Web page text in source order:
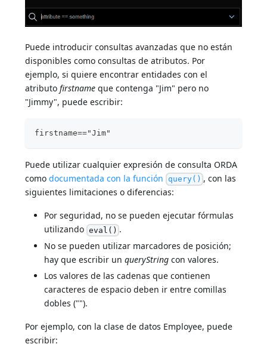
Puede introducir consultas avanzadas que no están
disponibles como consultas de atributos. Por
ejemplo, si quiere encontrar entidades con el
atributofirstname que contenga "Jim" pero no
"Jimmy", puede escribir:
firstname=="Jim"
Puede utilizar cualquier expresión de consulta ORDA
comodocumentada con la función query() , con las
siguientes limitaciones o diferencias:
Por seguridad, no se pueden ejecutar fórmulas
utilizando eval() .
No se pueden utilizar marcadores de posición;
hay que escribir unqueryString con valores.
Los valores de las cadenas que contienen
caracteres de espacio deben ir entre comillas
dobles ("").
Por ejemplo, con la clase de datos Employee, puede
escribir: